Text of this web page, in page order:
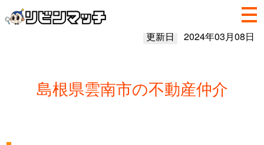
更新日 2024年03月08日
島根県雲南市の不動産仲介